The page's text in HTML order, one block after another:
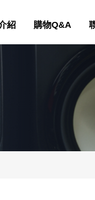
紹 購物Q&A